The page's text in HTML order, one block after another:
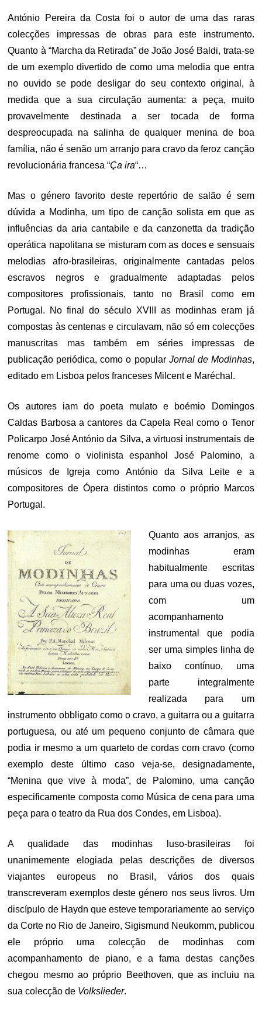
António Pereira da Costa foi o autor de uma das raras
colecções impressas de obras para este instrumento.
Quanto à “Marcha da Retirada” de João José Baldi, trata-se
de um exemplo divertido de como uma melodia que entra
no ouvido se pode desligar do seu contexto original, à
medida que a sua circulação aumenta: a peça, muito
provavelmente destinada a ser tocada de forma
despreocupada na salinha de qualquer menina de boa
família, não é senão um arranjo para cravo da feroz canção
revolucionária francesa “Ça ira“…
Mas o género favorito deste repertório de salão é sem
dúvida a Modinha, um tipo de canção solista em que as
influências da aria cantabile e da canzonetta da tradição
operática napolitana se misturam com as doces e sensuais
melodias afro-brasileiras, originalmente cantadas pelos
escravos negros e gradualmente adaptadas pelos
compositores profissionais, tanto no Brasil como em
Portugal. No final do século XVIII as modinhas eram já
compostas às centenas e circulavam, não só em colecções
manuscritas mas também em séries impressas de
publicação periódica, como o popular Jornal de Modinhas,
editado em Lisboa pelos franceses Milcent e Maréchal.
Os autores iam do poeta mulato e boémio Domingos
Caldas Barbosa a cantores da Capela Real como o Tenor
Policarpo José António da Silva, a virtuosi instrumentais de
renome como o violinista espanhol José Palomino, a
músicos de Igreja como António da Silva Leite e a
compositores de Ópera distintos como o próprio Marcos
Portugal.
Quanto aos arranjos, as
modinhas eram
habitualmente escritas
para uma ou duas vozes,
com um
acompanhamento
instrumental que podia
ser uma simples linha de
baixo contínuo, uma
parte integralmente
realizada para um
instrumento obbligato como o cravo, a guitarra ou a guitarra
portuguesa, ou até um pequeno conjunto de câmara que
podia ir mesmo a um quarteto de cordas com cravo (como
exemplo deste último caso veja-se, designadamente,
“Menina que vive à moda”, de Palomino, uma canção
especificamente composta como Música de cena para uma
peça para o teatro da Rua dos Condes, em Lisboa).
A qualidade das modinhas luso-brasileiras foi
unanimemente elogiada pelas descrições de diversos
viajantes europeus no Brasil, vários dos quais
transcreveram exemplos deste género nos seus livros. Um
discípulo de Haydn que esteve temporariamente ao serviço
da Corte no Rio de Janeiro, Sigismund Neukomm, publicou
ele próprio uma colecção de modinhas com
acompanhamento de piano, e a fama destas canções
chegou mesmo ao próprio Beethoven, que as incluiu na
sua colecção de Volkslieder.